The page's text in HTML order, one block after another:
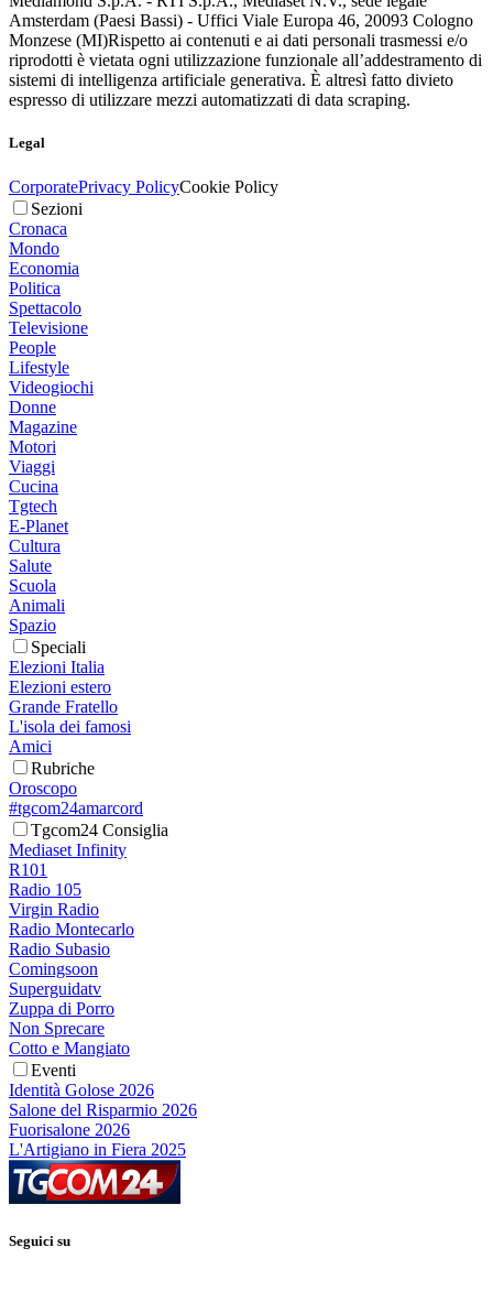
Amsterdam (Paesi Bassi) - Uffici Viale Europa 46, 20093 Cologno
Monzese (MI)Rispetto ai contenuti e ai dati personali trasmessi e/o
riprodotti è vietata ogni utilizzazione funzionale all’addestramento di
sistemi di intelligenza artificiale generativa. È altresì fatto divieto
espresso di utilizzare mezzi automatizzati di data scraping.
Legal
CorporatePrivacy PolicyCookie Policy
Sezioni
Cronaca
Mondo
Economia
Politica
Spettacolo
Televisione
People
Lifestyle
Videogiochi
Donne
Magazine
Motori
Viaggi
Cucina
Tgtech
E-Planet
Cultura
Salute
Scuola
Animali
Spazio
Speciali
Elezioni Italia
Elezioni estero
Grande Fratello
L'isola dei famosi
Amici
Rubriche
Oroscopo
#tgcom24amarcord
Tgcom24 Consiglia
Mediaset Infinity
R101
Radio 105
Virgin Radio
Radio Montecarlo
Radio Subasio
Comingsoon
Superguidatv
Zuppa di Porro
Non Sprecare
Cotto e Mangiato
Eventi
Identità Golose 2026
Salone del Risparmio 2026
Fuorisalone 2026
L'Artigiano in Fiera 2025
Seguici su